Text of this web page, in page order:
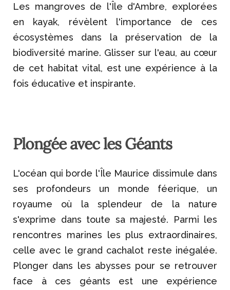
Les mangroves de l'Île d'Ambre, explorées
en kayak, révèlent l'importance de ces
écosystèmes dans la préservation de la
biodiversité marine. Glisser sur l'eau, au cœur
de cet habitat vital, est une expérience à la
fois éducative et inspirante.
Plongée avec les Géants
L'océan qui borde l'Île Maurice dissimule dans
ses profondeurs un monde féerique, un
royaume où la splendeur de la nature
s'exprime dans toute sa majesté. Parmi les
rencontres marines les plus extraordinaires,
celle avec le grand cachalot reste inégalée.
Plonger dans les abysses pour se retrouver
face à ces géants est une expérience